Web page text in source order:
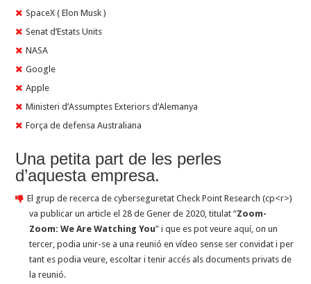
SpaceX ( Elon Musk )
Senat d’Estats Units
NASA
Google
Apple
Ministeri d’Assumptes Exteriors d’Alemanya
Força de defensa Australiana
Una petita part de les perles
d’aquesta empresa.
El grup de recerca de cyberseguretat Check Point Research (cp<r>)
va publicar un article el 28 de Gener de 2020, titulat “Zoom-
Zoom: We Are Watching You” i que es pot veure aquí, on un
tercer, podia unir-se a una reunió en vídeo sense ser convidat i per
tant es podia veure, escoltar i tenir accés als documents privats de
la reunió.